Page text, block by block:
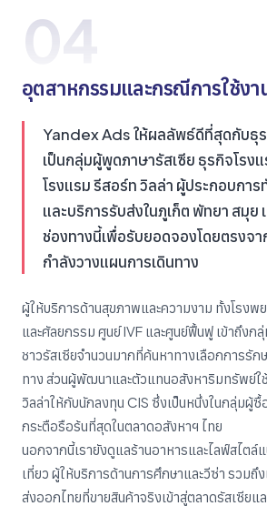
04
อุตสาหกรรมและกรณีการใช้งา
Yandex Ads ให้ผลลัพธ์ดีที่สุดกับธุ
เป็นกลุ่มผู้พูดภาษารัสเซีย ธุรกิจโรง
โรงแรม รีสอร์ท วิลล่า ผู้ประกอบการ
และบริการรับส่งในภูเก็ต พัทยา สมุย
ช่องทางนี้เพื่อรับยอดจองโดยตรงจ
กำลังวางแผนการเดินทาง
ผู้ให้บริการด้านสุขภาพและความงาม ทั้งโรงพ
และศัลยกรรม ศูนย์ IVF และศูนย์ฟื้นฟู เข้าถึง
ชาวรัสเซียจำนวนมากที่ค้นหาทางเลือกการรัก
ทาง ส่วนผู้พัฒนาและตัวแทนอสังหาริมทรัพย์ใ
วิลล่าให้กับนักลงทุน CIS ซึ่งเป็นหนึ่งในกลุ่มผู้ซื้
กระตือรือร้นที่สุดในตลาดอสังหาฯ ไทย
นอกจากนี้เรายังดูแลร้านอาหารและไลฟ์สไตล์
เที่ยว ผู้ให้บริการด้านการศึกษาและวีซ่า รวมถึ
ส่งออกไทยที่ขายสินค้าจริงเข้าสู่ตลาดรัสเซียแ